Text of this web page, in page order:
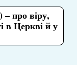
про віру,
в Церкві й у